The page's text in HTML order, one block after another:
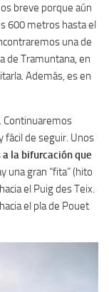
breve porque aún
600 metros hasta el
una de
de Tramuntana, en
Además, es en
Continuaremos
fácil de seguir. Unos
la bifurcación que
una gran “fita” (hito
el Puig des Teix.
el pla de Pouet